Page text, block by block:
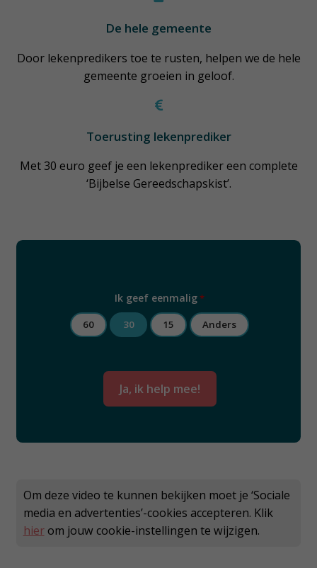
De hele gemeente
Door lekenpredikers toe te rusten, helpen we de hele
gemeente groeien in geloof.
Toerusting lekenprediker
Met 30 euro geef je een lekenprediker een complete
‘Bijbelse Gereedschapskist’.
Ik geef eenmalig*
60 30 15 Anders
Om deze video te kunnen bekijken moet je ‘Sociale
media en advertenties’-cookies accepteren. Klik
hierom jouw cookie-instellingen te wijzigen.